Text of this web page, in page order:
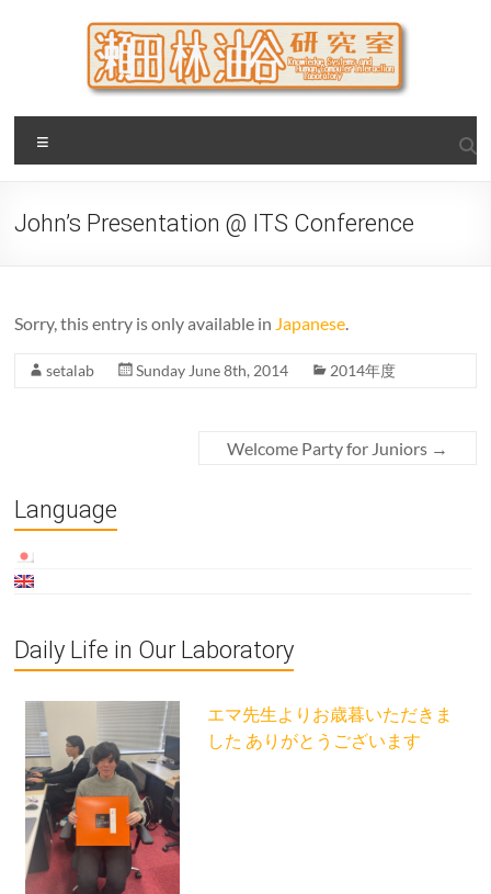
瀬田・林・油谷研究室
大阪公立大学 大学院 情報学研究科 学際情報学専攻 / 大阪府
立大学 理学部 情報数理科学科(大学院 理学系研究科 情報数理
John’s Presentation @ ITS Conference
Sorry, this entry is only available in Japanese.
setalab Sunday June 8th, 2014 2014年度
Welcome Party for Juniors →
Language
Daily Life in Our Laboratory
エマ先生よりお歳暮いただきま
した ありがとうございます